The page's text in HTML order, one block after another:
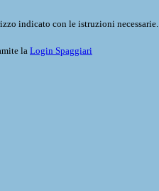
indicato con le istruzioni necessarie.
la Login Spaggiari